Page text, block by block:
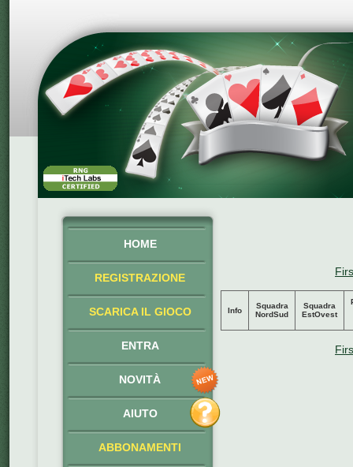
HOME
REGISTRAZIONE
SCARICA IL GIOCO
ENTRA
NOVITÀ
AIUTO
ABBONAMENTI
Info
Squadra
NordSud
Squadra
EstOvest